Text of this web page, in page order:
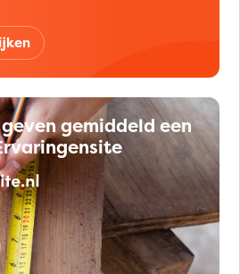
gemiddeld een